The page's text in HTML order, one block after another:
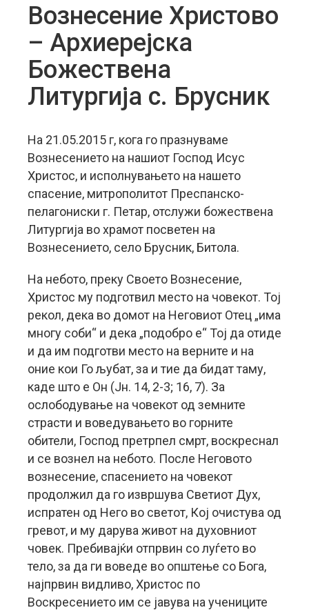
Вознесение Христово
– Архиерејска
Божествена
Литургија с. Брусник
На 21.05.2015 г, кога го празнуваме
Вознесението на нашиот Господ Исус
Христос, и исполнувањето на нашето
спасение, митрополитот Преспанско-
пелагониски г. Петар, отслужи божествена
Литургија во храмот посветен на
Вознесението, село Брусник, Битола.
На небото, преку Своето Вознесение,
Христос му подготвил место на човекот. Тој
рекол, дека во домот на Неговиот Отец „има
многу соби“ и дека „подобро е“ Тој да отиде
и да им подготви место на верните и на
оние кои Го љубат, за и тие да бидат таму,
каде што е Он (Јн. 14, 2-3; 16, 7). За
ослободување на човекот од земните
страсти и воведувањето во горните
обители, Господ претрпел смрт, воскреснал
и се вознел на небото. После Неговото
вознесение, спасението на човекот
продолжил да го извршува Светиот Дух,
испратен од Него во светот, Кој очистува од
гревот, и му дарува живот на духовниот
човек. Пребивајќи отпрвин со луѓето во
тело, за да ги воведе во општење со Бога,
најпрвин видливо, Христос по
Воскресението им се јавува на учениците